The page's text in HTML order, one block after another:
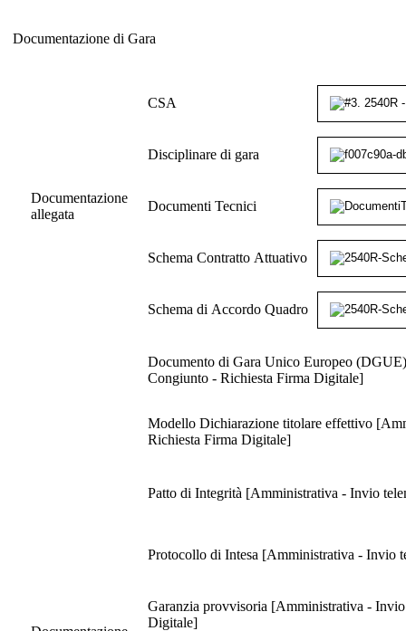
Documentazione di Gara
Documentazione
allegata
CSA
Disciplinare di gara
Documenti Tecnici
Schema Contratto Attuativo
Schema di Accordo Quadro
Documento di Gara Unico Europeo
Congiunto - Richiesta Firma Digitale]
Modello Dichiarazione titolare effettivo
Richiesta Firma Digitale]
Patto di Integrità [Amministrativa - Invio
Protocollo di Intesa [Amministrativa - Invio
Garanzia provvisoria [Amministrativa -
Digitale]